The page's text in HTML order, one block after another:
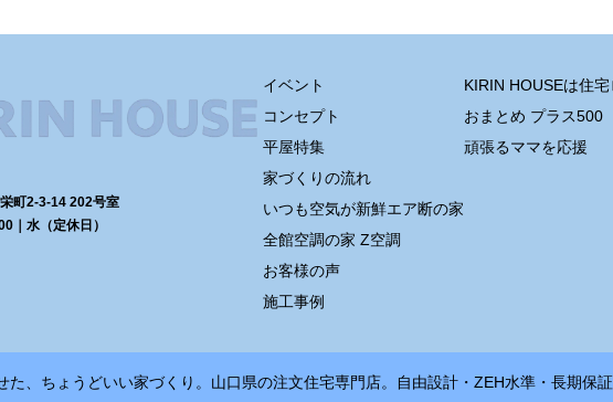
町2-3-14 202号室
｜水（定休日）
イベント
コンセプト
平屋特集
家づくりの流れ
いつも空気が新鮮エア断の家
全館空調の家 Z空調
お客様の声
施工事例
KIRIN HOUSEは住
おまとめ プラス500
頑張るママを応援
た、ちょうどいい家づくり。山口県の注文住宅専門店。自由設計・ZEH水準・長期保